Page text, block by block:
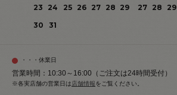
23
24 25 26 27 28 29
30
31
27 28 29
・・・休業日
営業時間：10:30～16:00（ご注文は24時間受付）
※各実店舗の営業日は店舗情報をご覧ください。